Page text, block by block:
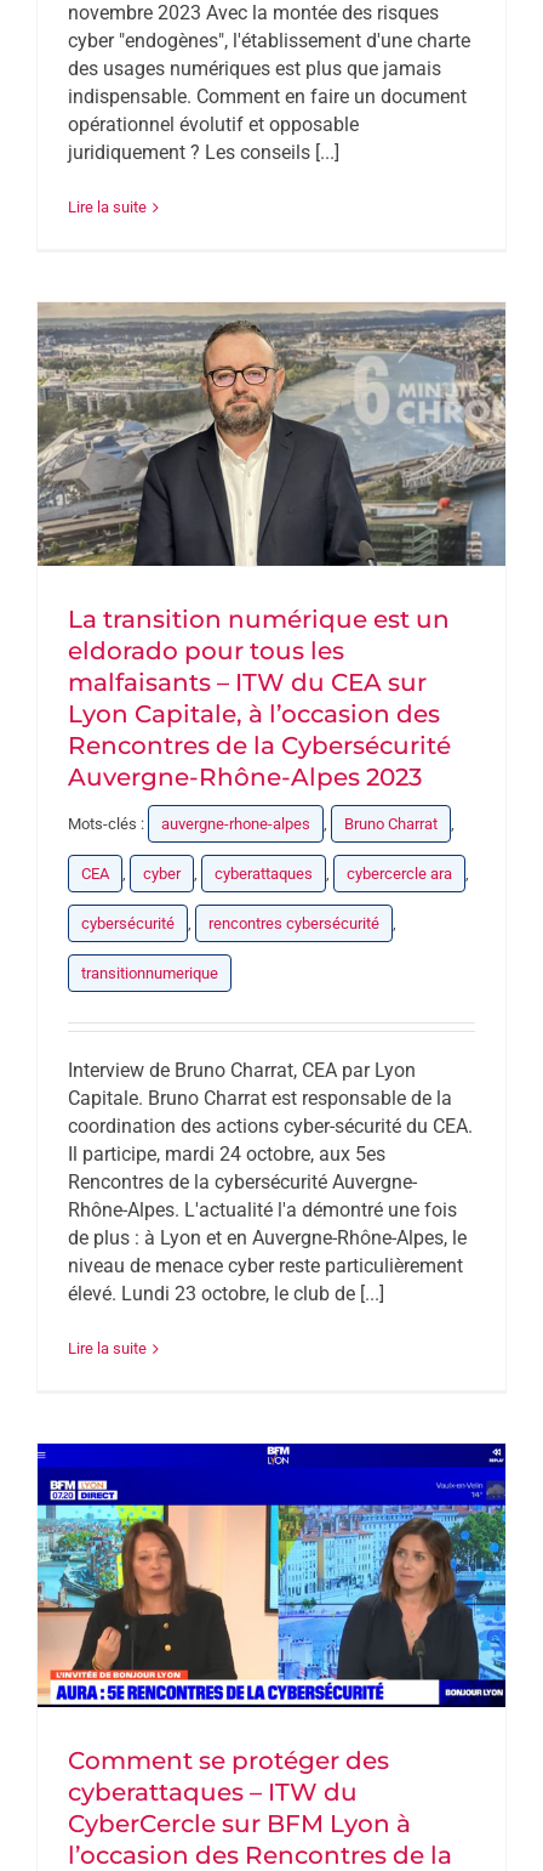
novembre 2023 Avec la montée des risques
cyber "endogènes", l'établissement d'une charte
des usages numériques est plus que jamais
indispensable. Comment en faire un document
opérationnel évolutif et opposable
juridiquement ? Les conseils [...]
Lire la suite
La transition numérique est un
eldorado pour tous les
malfaisants – ITW du CEA sur
Lyon Capitale, à l’occasion des
Rencontres de la Cybersécurité
Auvergne-Rhône-Alpes 2023
Mots-clés : auvergne-rhone-alpes , Bruno Charrat ,
CEA , cyber , cyberattaques , cybercercle ara ,
cybersécurité , rencontres cybersécurité ,
transitionnumerique
Interview de Bruno Charrat, CEA par Lyon
Capitale. Bruno Charrat est responsable de la
coordination des actions cyber-sécurité du CEA.
Il participe, mardi 24 octobre, aux 5es
Rencontres de la cybersécurité Auvergne-
Rhône-Alpes. L'actualité l'a démontré une fois
de plus : à Lyon et en Auvergne-Rhône-Alpes, le
niveau de menace cyber reste particulièrement
élevé. Lundi 23 octobre, le club de [...]
Lire la suite
Comment se protéger des
cyberattaques – ITW du
CyberCercle sur BFM Lyon à
l’occasion des Rencontres de la